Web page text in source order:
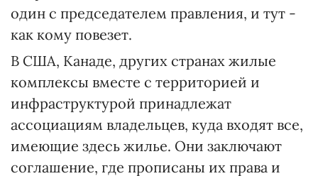
один с председателем правления, и тут -
как кому повезет.
В США, Канаде, других странах жилые
комплексы вместе с территорией и
инфраструктурой принадлежат
ассоциациям владельцев, куда входят все,
имеющие здесь жилье. Они заключают
соглашение, где прописаны их права и